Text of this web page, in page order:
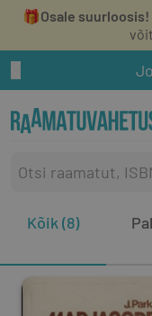
🎁Osale suurloosis!
Kõik (8)